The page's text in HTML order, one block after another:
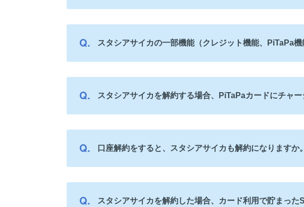
スタシアサイカの一部機能（クレジット機能、PiTaPa
スタシアサイカを解約する場合、PiTaPaカードにチャ
口座解約をすると、スタシアサイカも解約になりますか。
スタシアサイカを解約した場合、カード利用で貯まった